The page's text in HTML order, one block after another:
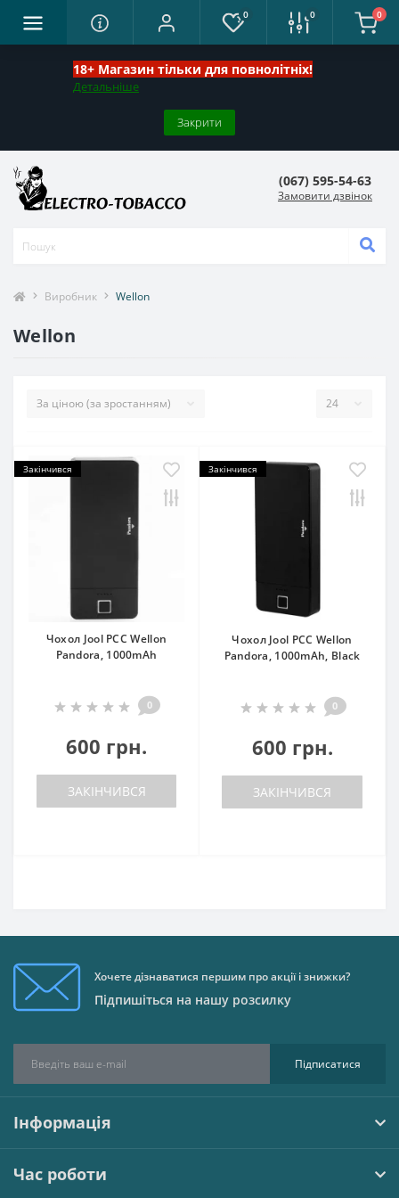
18+ Магазин тільки для повнолітніх!
Детальніше
Закрити
0 0 0
(067) 595-54-63
Замовити дзвінок
Виробник Wellon
Wellon
Закінчився
Чохол Jool PCC Wellon
Pandora, 1000mAh
0
600 грн.
ЗАКІНЧИВСЯ
Закінчився
Чохол Jool PCC Wellon
Pandora, 1000mAh, Black
0
600 грн.
ЗАКІНЧИВСЯ
Хочете дізнаватися першим про акції і знижки?
Підпишіться на нашу розсилку
Підписатися
Інформація
Час роботи